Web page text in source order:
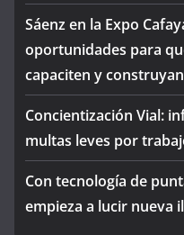
Sáenz en la Expo
oportunidades para
capaciten y
Concientización Vial:
multas leves por
Con tecnología de
empieza a lucir nueva